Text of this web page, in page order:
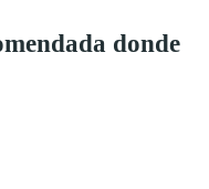
donde